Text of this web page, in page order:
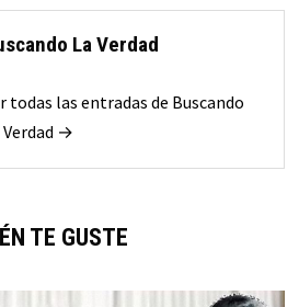
La Verdad
todas las entradas de Buscando
Verdad →
TE GUSTE